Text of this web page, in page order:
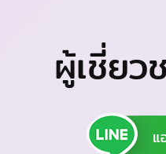
ผู้เชี่ย